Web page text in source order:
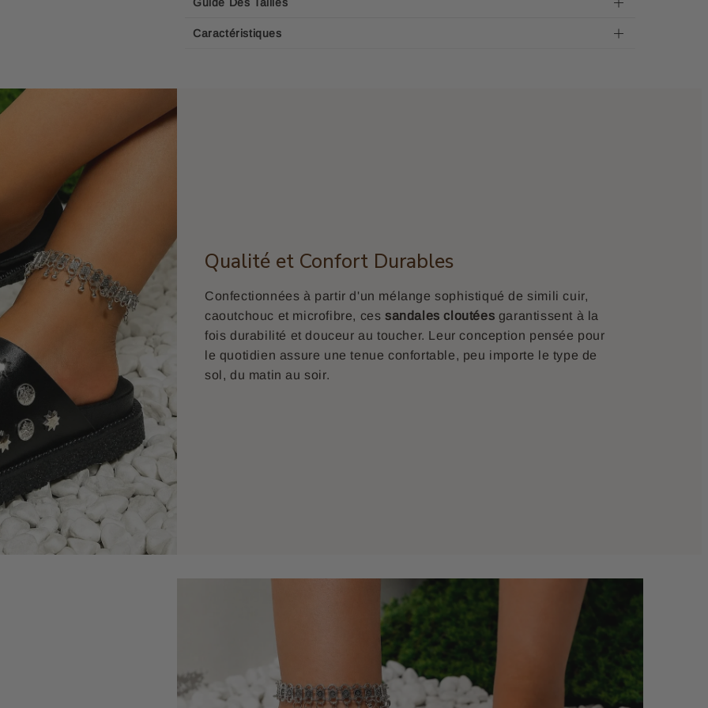
Guide Des Tailles
Caractéristiques
Qualité et Confort Durables
Confectionnées à partir d'un mélange sophistiqué de simili cuir,
caoutchouc et microfibre, cessandales cloutées garantissent à la
fois durabilité et douceur au toucher. Leur conception pensée pour
le quotidien assure une tenue confortable, peu importe le type de
sol, du matin au soir.